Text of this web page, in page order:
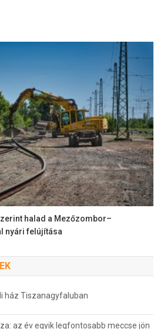
halad a Mezőzombor–
nyári felújítása
ház Tiszanagyfaluban
az év egyik legfontosabb meccse jön